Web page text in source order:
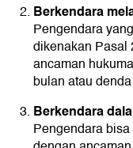
Berkendara
Pengendara
dikenakan Pasal
ancaman
bulan atau
Berkendara
Pengendara